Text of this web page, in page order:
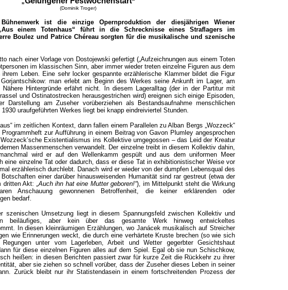
(Dominik Troger)
ist die einzige Opernproduktion der diesjährigen Wiener
einem Totenhaus“ führt in die Schrecknisse eines Straflagers im
Boulez und Patrice Chéreau sorgten für die musikalische und szenische
nach einer Vorlage von Dostojewski gefertigt („Aufzeichnungen aus einem Toten
im klassischen Sinn, aber immer wieder treten einzelne Figuren aus dem
Leben. Eine sehr locker gespannte erzählerische Klammer bildet die Figur
man erlebt am Beginn des Werkes seine Ankunft im Lager, am
Hintergründe erfährt nicht. In diesem Lageralltag (der in der Partitur mit
und Ostinatostrecken herausgestrichen wird) ereignen sich einige Episoden,
Darstellung am Zuseher vorüberziehen als Bestandsaufnahme menschlichen
uraufgeführten Werkes liegt bei knapp eindreiviertel Stunden.
im zeitlichen Kontext, dann fallen einem Parallelen zu Alban Bergs „Wozzeck“
zur Aufführung in einem Beitrag von Gavon Plumley angesprochen
Existentialismus ins Kollektive umgegossen – das Leid der Kreatur
Massenmenschen verwandelt. Der einzelne treibt in diesem Kollektiv dahin,
wird er auf den Wellenkamm gespült und aus dem uniformen Meer
eine einzelne Tat oder dadurch, dass er diese Tat in exhibitionistischer Weise vor
erzählerisch durchlebt. Danach wird er wieder von der dumpfen Lebensqual des
einer darüber hinausweisenden Humanität sind rar gestreut (etwa der
dritten Akt: „Auch ihn hat eine Mutter geboren!“), im Mittelpunkt steht die Wirkung
Anschauung gewonnenen Betroffenheit, die keiner erklärenden oder
bedarf.
szenischen Umsetzung liegt in diesem Spannungsfeld zwischen Kollektiv und
beiläufiges, aber kein über das gesamte Werk hinweg entwickeltes
In diesen kleinräumigen Erzählungen, wo Janácek musikalisch auf Streicher
wie Erinnerungen weckt, die durch eine verhärtete Kruste brechen (so wie sich
unter vom Lagerleben, Arbeit und Wetter gegerbter Gesichtshaut
für diese einzelnen Figuren alles auf dem Spiel. Egal ob sie nun Schischkow,
heißen: in diesen Berichten passiert zwar für kurze Zeit die Rückkehr zu ihrer
aber sie ziehen so schnell vorüber, dass der Zuseher dieses Leben in seiner
Zurück bleibt nur ihr Statistendasein in einem fortschreitenden Prozess der